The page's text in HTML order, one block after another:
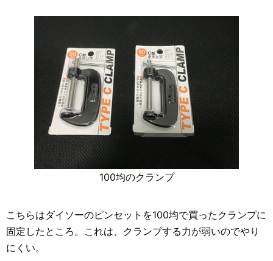
100均のクランプ
こちらはダイソーのピンセットを100均で買ったクランプに
固定したところ。これは、クランプする力が弱いのでやり
にくい。